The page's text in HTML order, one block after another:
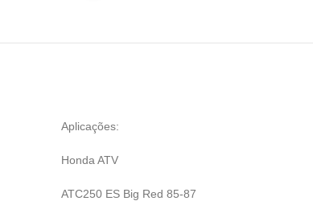
Aplicações:
Honda ATV
ATC250 ES Big Red 85-87